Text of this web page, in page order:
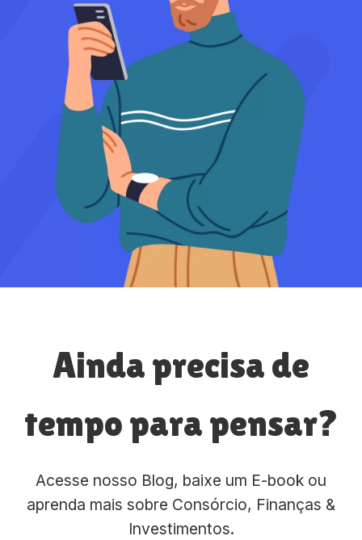
Ainda precisa de
tempo para pensar?
Acesse nosso Blog, baixe um E-book ou
aprenda mais sobre Consórcio, Finanças &
Investimentos.